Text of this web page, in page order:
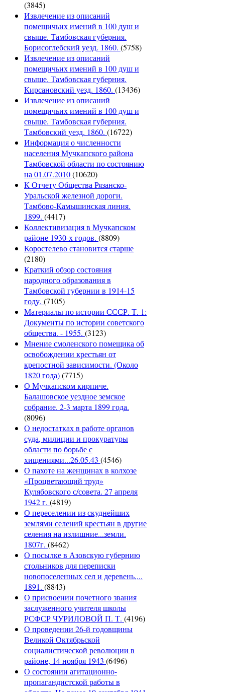
(3845)
Извлечение из описаний
помещичьих имений в 100 душ и
свыше. Тамбовская губерния.
Борисоглебский уезд. 1860. (5758)
Извлечение из описаний
помещичьих имений в 100 душ и
свыше. Тамбовская губерния.
Кирсановский уезд. 1860. (13436)
Извлечение из описаний
помещичьих имений в 100 душ и
свыше. Тамбовская губерния.
Тамбовский уезд. 1860. (16722)
Информация о численности
населения Мучкапского района
Тамбовской области по состоянию
на 01.07.2010(10620)
К Отчету Общества Рязанско-
Уральской железной дороги.
Тамбово-Камышинская линия.
1899. (4417)
Коллективизация в Мучкапском
районе 1930-х годов. (8809)
Коростелево становится старше
(2180)
Краткий обзор состояния
народного образования в
Тамбовской губернии в 1914-15
году. (7105)
Материалы по истории СССР. Т. 1:
Документы по истории советского
общества. - 1955. (3123)
Мнение смоленского помещика об
освобождении крестьян от
крепостной зависимости. (Около
1820 года)(7715)
О Мучкапском кирпиче.
Балашовское уездное земское
собрание. 2-3 марта 1899 года.
(8096)
О недостатках в работе органов
суда, милиции и прокуратуры
области по борьбе с
хищениями...26.05.43 (4546)
О пахоте на женщинах в колхозе
«Процветающий труд»
Кулябовского с/совета. 27 апреля
1942 г. (4819)
О переселении из скуднейших
землями селений крестьян в другие
селения на излишние...земли.
1807г. (8462)
О посылке в Азовскую губернию
стольников для переписки
новопоселенных сел и деревень,...
1891. (8843)
О присвоении почетного звания
заслуженного учителя школы
РСФСР ЧУРИЛОВОЙ П. Т. (4196)
О проведении 26-й годовщины
Великой Октябрьской
социалистической революции в
районе, 14 ноября 1943 (6496)
О состоянии агитационно-
пропагандистской работы в